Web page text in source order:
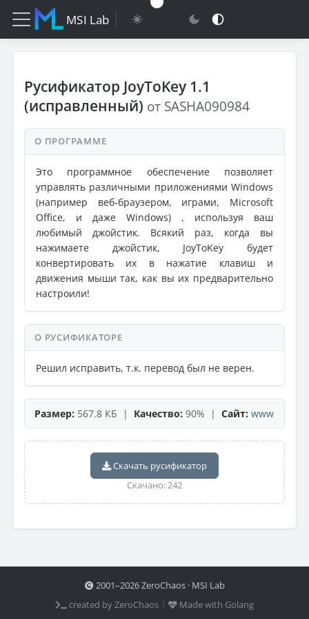
MSI Lab
Русификатор JoyToKey 1.1
(исправленный) от SASHA090984
О ПРОГРАММЕ
Это программное обеспечение позволяет
управлять различными приложениями Windows
(например веб-браузером, играми, Microsoft
Office, и даже Windows) , используя ваш
любимый джойстик. Всякий раз, когда вы
нажимаете джойстик, JoyToKey будет
конвертировать их в нажатие клавиш и
движения мыши так, как вы их предварительно
настроили!
О РУСИФИКАТОРЕ
Решил исправить, т.к. перевод был не верен.
Размер: 567.8 КБ | Качество: 90% | Сайт: www
Скачать русификатор
Скачано: 242
2001–2026 ZeroChaos · MSI Lab
created by ZeroChaos ⦙
Made with Golang